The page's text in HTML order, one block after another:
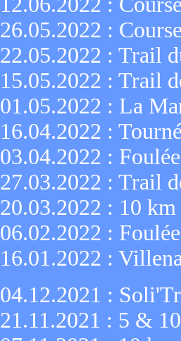
26.05.2022 :
22.05.2022 : Trail
15.05.2022 : Trail
01.05.2022 : La
16.04.2022 :
03.04.2022 :
27.03.2022 : Trail
20.03.2022 : 10
06.02.2022 :
16.01.2022 :
04.12.2021 :
21.11.2021 : 5 &